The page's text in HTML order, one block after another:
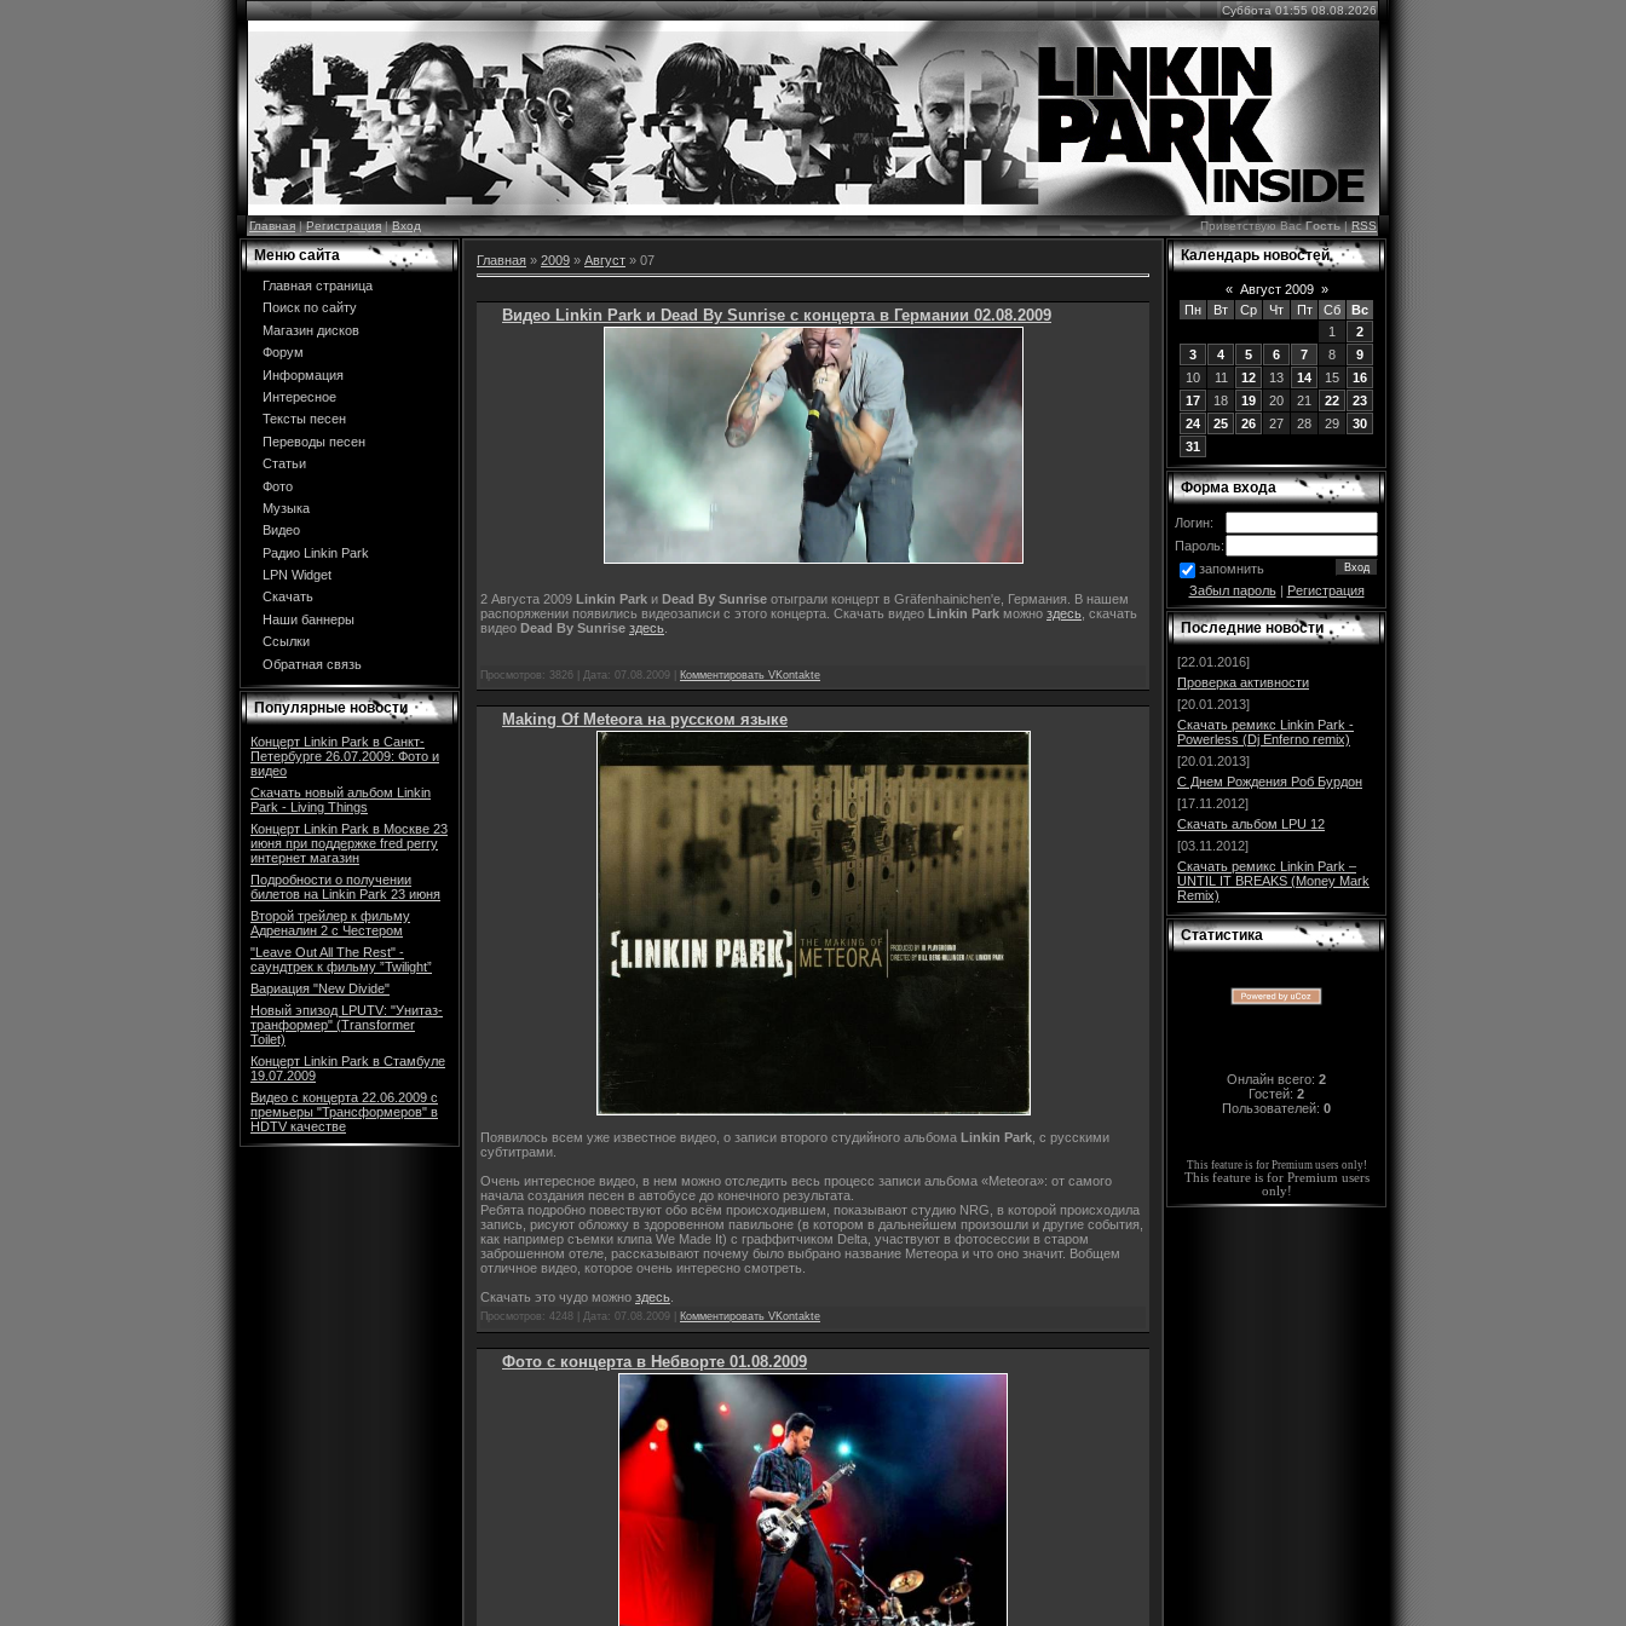
Суббота 01:55 08.08.2026
Главная|Регистрация|Вход Приветствую ВасГость|RSS
Меню сайта
Главная страница
Поиск по сайту
Магазин дисков
Форум
Информация
Интересное
Тексты песен
Переводы песен
Статьи
Фото
Музыка
Видео
Радио Linkin Park
LPN Widget
Скачать
Наши баннеры
Ссылки
Обратная связь
Популярные новости
Концерт Linkin Park в Санкт-
Петербурге 26.07.2009: Фото и
видео
Скачать новый альбом Linkin
Park - Living Things
Концерт Linkin Park в Москве 23
июня при поддержке fred perry
интернет магазин
Подробности о получении
билетов на Linkin Park 23 июня
Второй трейлер к фильму
Адреналин 2 с Честером
"Leave Out All The Rest" -
саундтрек к фильму ”Twilight”
Вариация "New Divide"
Новый эпизод LPUTV: "Унитаз-
транформер" (Transformer
Toilet)
Концерт Linkin Park в Стамбуле
19.07.2009
Видео с концерта 22.06.2009 с
премьеры "Трансформеров" в
HDTV качестве
Главная » 2009 » Август » 07
Видео Linkin Park и Dead By Sunrise с концерта в Германии 02.08.2009
2 Августа 2009 Linkin Park и Dead By Sunrise отыграли концерт в Gräfenhainichen'е, Германия. В нашем
распоряжении появились видеозаписи с этого концерта. Скачать видео Linkin Park можно здесь , скачать
видео Dead By Sunrise здесь
Просмотров: 3826 | Дата: 07.08.2009 Комментировать VKontakte
Making Of Meteora на русском языке
Появилось всем уже известное видео, о записи второго студийного альбома Linkin Park , с русскими
субтитрами.
Очень интересное видео, в нем можно отследить весь процесс записи альбома «Meteora»: от самого
начала создания песен в автобусе до конечного результата.
Ребята подробно повествуют обо всём происходившем, показывают студию NRG, в которой происходила
запись, рисуют обложку в здоровенном павильоне (в котором в дальнейшем произошли и другие события,
как например съемки клипа We Made It) с граффитчиком Delta, участвуют в фотосессии в старом
заброшенном отеле, рассказывают почему было выбрано название Метеора и что оно значит. Вобщем
отличное видео, которое очень интересно смотреть.
Скачать это чудо можно здесь
Просмотров: 4248 | Дата: 07.08.2009 Комментировать VKontakte
Фото с концерта в Небворте 01.08.2009
Календарь новостей
« Август 2009 »
Пн
Вт Ср Чт Пт Сб
Вс
1
2
3
4 5 6 7 8
9
10
11 12 13 14 15
16
17
18 19 20 21 22
23
24
25 26 27 28 29
30
31
Форма входа
Логин:
Пароль:
запомнить
Забыл пароль| Регистрация
Последние новости
[22.01.2016]
Проверка активности
[20.01.2013]
Скачать ремикс Linkin Park -
Powerless (Dj Enferno remix)
[20.01.2013]
С Днем Рождения Роб Бурдон
[17.11.2012]
Скачать альбом LPU 12
[03.11.2012]
Скачать ремикс Linkin Park –
UNTIL IT BREAKS (Money Mark
Remix)
Статистика
Онлайн всего: 2
Гостей: 2
Пользователей: 0
This feature is for Premium users only!
This feature is for Premium users
only!